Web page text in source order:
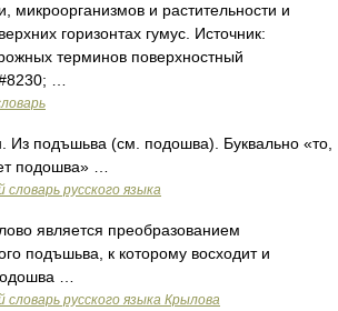
микроорганизмов и растительности и
горизонтах гумус. Источник:
терминов поверхностный
…
Из подъшьва (см. подошва). Буквально «то,
подошва» …
русского языка
является преобразованием
подъшьва, к которому восходит и
…
русского языка Крылова